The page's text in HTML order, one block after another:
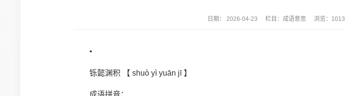
日期： 2026-04-23 栏目： 成语意思 浏览： 1013
•
铄懿渊积 【 shuò yì yuān jī 】